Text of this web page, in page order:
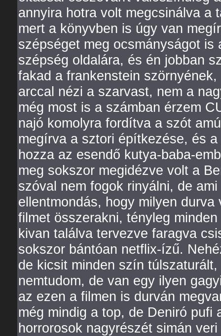
annyira hotra volt megcsinálva a
mert a könyvben is úgy van
szépséget meg ocsmányságot
szépség oldalára, és én jobban
fakad a frankenstein
arccal nézi a szarvast, nem a
még most is a számban érzem
najó komolyra fordítva a szót
megírva a sztori építkezése, és
hozza az esendő kutya-baba-
meg sokszor megidézve volt a
szóval nem fogok rinyálni, de
ellentmondás, hogy milyen
filmet összerakni, tényleg
kivan találva tervezve faragva
sokszor bántóan netflix-ízű.
de kicsit minden szín
nemtudom, de van egy ilyen
az ezen a filmen is durván
még mindig a top, de Deniró pufi
horrorosok nagyrészét simán